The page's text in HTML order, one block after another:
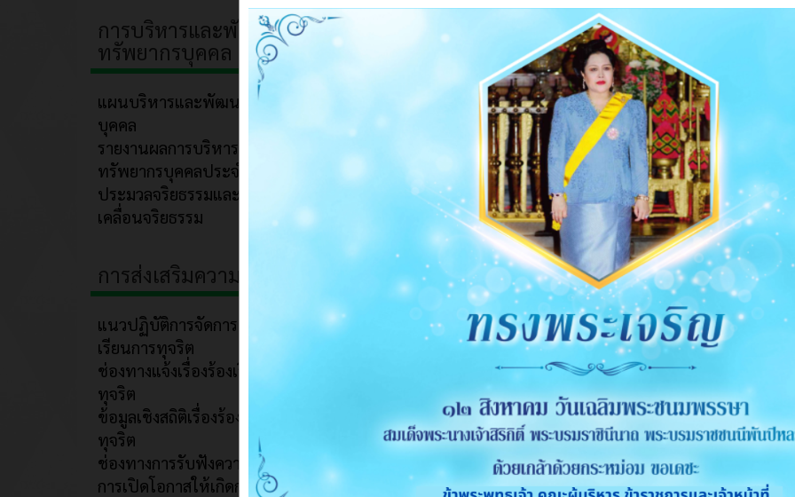
การบริหารและพัฒนา
ทรัพยากรบุคคล
แผนบริหารและพัฒนาทรัพยากร
บุคคล
รายงานผลการบริหารและพัฒนา
ทรัพยากรบุคคลประจำปี
ประมวลจริยธรรมและการขับ
เคลื่อนจริยธรรม
การส่งเสริมความโปร่งใส
แนวปฏิบัติการจัดการเรื่องร้อง
เรียนการทุจริต
ช่องทางแจ้งเรื่องร้องเรียนการ
ทุจริต
ข้อมูลเชิงสถิติเรื่องร้องเรียนการ
ทุจริต
ช่องทางการรับฟังความคิดเห็น
การเปิดโอกาสให้เกิดการมีส่วนร่วม